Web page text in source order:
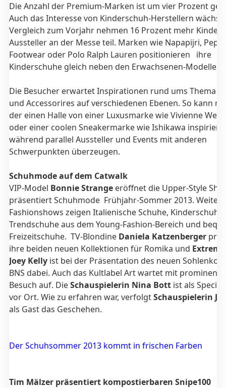
Die Anzahl der Premium-Marken ist um vier Prozent
Auch das Interesse von Kinderschuh-Herstellern
Vergleich zum Vorjahr nehmen 16 Prozent mehr Kinder-
Aussteller an der Messe teil. Marken wie Napapijri, Pepe
Footwear oder Polo Ralph Lauren positionieren ihre
Kinderschuhe gleich neben den Erwachsenen-Modellen.
Die Besucher erwartet Inspirationen rund ums Thema
und Accessorires auf verschiedenen Ebenen. So kann
der einen Halle von einer Luxusmarke wie Vivienne
oder einer coolen Sneakermarke wie Ishikawa
während parallel Aussteller und Events mit anderen
Schwerpunkten überzeugen.
Schuhmode auf dem Catwalk
VIP-Model Bonnie Strangeeröffnet die Upper-Style
präsentiert Schuhmode Frühjahr-Sommer 2013. Weitere
Fashionshows zeigen Italienische Schuhe, Kinderschuhe,
Trendschuhe aus dem Young-Fashion-Bereich und
Freizeitschuhe. TV-Blondine Daniela Katzenberger
ihre beiden neuen Kollektionen für Romika und
Joey Kelly ist bei der Präsentation des neuen
BNS dabei. Auch das Kultlabel Art wartet mit
Besuch auf. DieSchauspielerin Nina Bott ist als
vor Ort. Wie zu erfahren war, verfolgtSchauspielerin
als Gast das Geschehen.
Der Schuhsommer 2013 kommt in frischen Farben
Tim Mälzer präsentiert kompostierbaren Snipe100